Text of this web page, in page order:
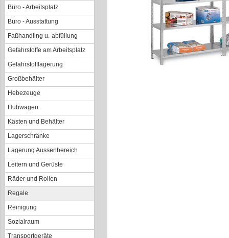
Büro - Arbeitsplatz
Büro - Ausstattung
Faßhandling u.-abfüllung
Gefahrstoffe am Arbeitsplatz
Gefahrstofflagerung
Großbehälter
Hebezeuge
Hubwagen
Kästen und Behälter
Lagerschränke
Lagerung Aussenbereich
Leitern und Gerüste
Räder und Rollen
Regale
Reinigung
Sozialraum
Transportgeräte